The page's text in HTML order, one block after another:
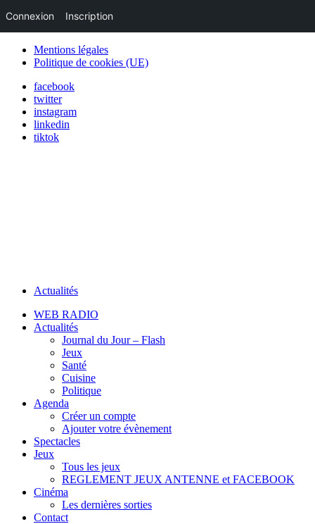
Mentions légales
Politique de cookies (UE)
facebook
twitter
instagram
linkedin
tiktok
Actualités
WEB RADIO
Actualités
Journal du Jour – Flash
Jeux
Santé
Cuisine
Politique
Agenda
Créer un compte
Ajouter votre évènement
Spectacles
Jeux
Tous les jeux
REGLEMENT JEUX ANTENNE et FACEBOOK
Cinéma
Les dernières sorties
Contact
Connexion Inscription